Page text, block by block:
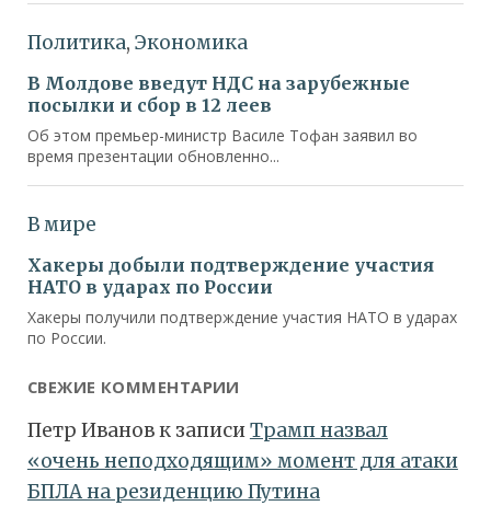
СВЕЖИЕ КОММЕНТАРИИ
Петр Ивановк записиТрамп назвал
«очень неподходящим» момент для атаки
БПЛА на резиденцию Путина